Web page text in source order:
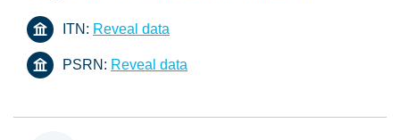
ITN: Reveal data
PSRN: Reveal data